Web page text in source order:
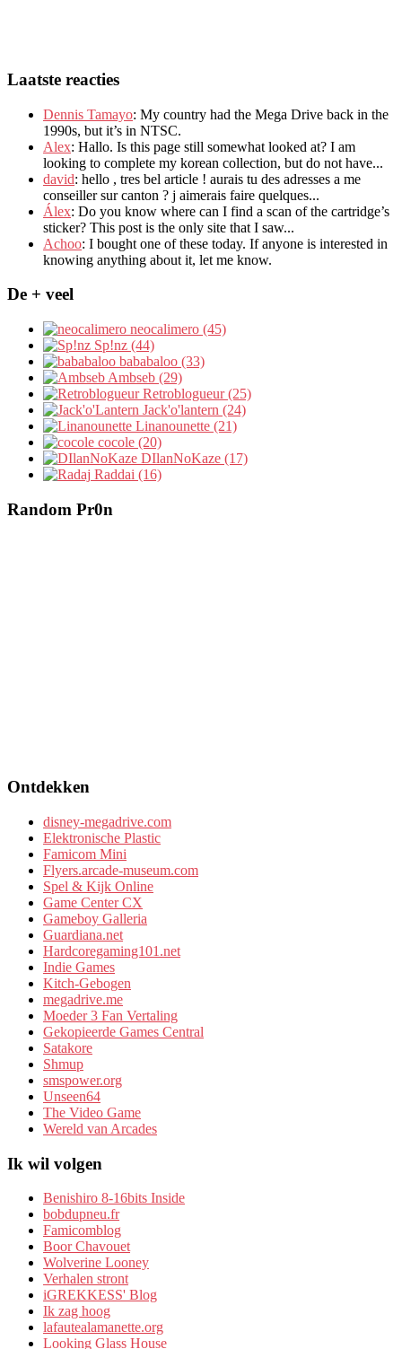
Laatste reacties
Dennis Tamayo: My country had the Mega Drive back in the
1990s, but it’s in NTSC.
Alex: Hallo. Is this page still somewhat looked at? I am
looking to complete my korean collection, but do not have...
david: hello , tres bel article ! aurais tu des adresses a me
conseiller sur canton ? j aimerais faire quelques...
Álex: Do you know where can I find a scan of the cartridge’s
sticker? This post is the only site that I saw...
Achoo: I bought one of these today. If anyone is interested in
knowing anything about it, let me know.
De + veel
neocalimero (45)
Sp!nz (44)
bababaloo (33)
Ambseb (29)
Retroblogueur (25)
Jack'o'lantern (24)
Linanounette (21)
cocole (20)
DIlanNoKaze (17)
Raddai (16)
Random Pr0n
Ontdekken
disney-megadrive.com
Elektronische Plastic
Famicom Mini
Flyers.arcade-museum.com
Spel & Kijk Online
Game Center CX
Gameboy Galleria
Guardiana.net
Hardcoregaming101.net
Indie Games
Kitch-Gebogen
megadrive.me
Moeder 3 Fan Vertaling
Gekopieerde Games Central
Satakore
Shmup
smspower.org
Unseen64
The Video Game
Wereld van Arcades
Ik wil volgen
Benishiro 8-16bits Inside
bobdupneu.fr
Famicomblog
Boor Chavouet
Wolverine Looney
Verhalen stront
iGREKKESS' Blog
Ik zag hoog
lafautealamanette.org
Looking Glass House